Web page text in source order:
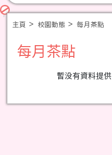
主頁 校園動態 每月茶點
每月茶點
暫没有資料提供